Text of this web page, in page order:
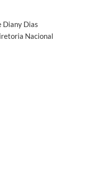
Diany Dias
Nacional